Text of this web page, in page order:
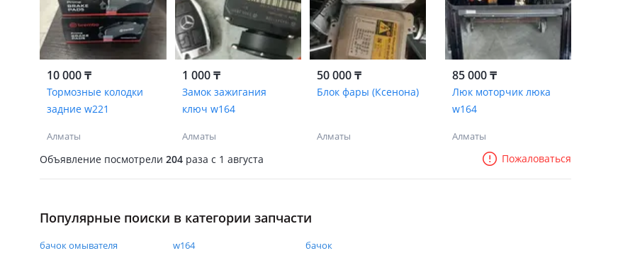
10 000 ₸
Тормозные колодки
задние w221
Алматы
1 000 ₸
Замок зажигания
ключ w164
Алматы
50 000 ₸
Блок фары (Ксенона)
Алматы
85 000 ₸
Люк моторчик люка
w164
Алматы
Объявление посмотрели 204 раза c 1 августа Пожаловаться
Популярные поиски в категории запчасти
бачок омывателя w164 бачок